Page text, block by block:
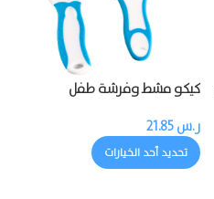
كيكو مشط وفرشة طفل
ر.س
تحديد أحد الخيارات